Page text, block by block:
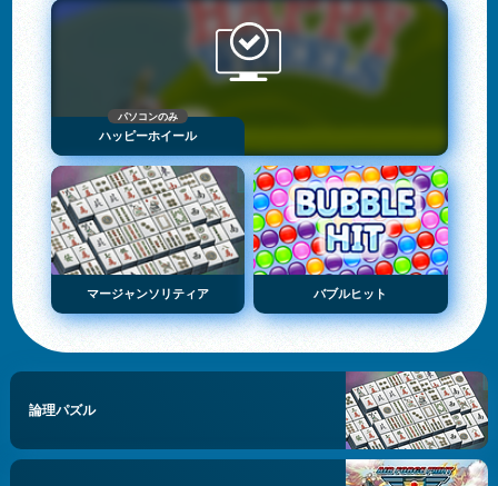
パソコンのみ
ハッピーホイール
マージャンソリティア バブルヒット
論理パズル